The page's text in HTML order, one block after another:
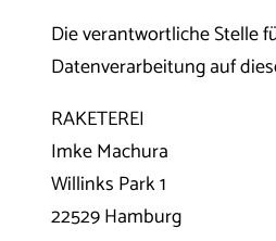
Die verantwortliche Stelle
Datenverarbeitung auf
RAKETEREI
Imke Machura
Willinks Park 1
22529 Hamburg